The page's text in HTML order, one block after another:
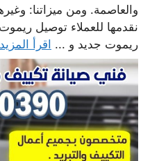
والعاصمة. ومن ميزاتنا:
نقدمها للعملاء توصيل
ريموت جديد و ... اقرأ المزيد